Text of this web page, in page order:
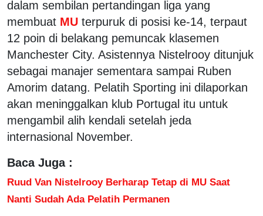
dalam sembilan pertandingan liga yang
membuat MU terpuruk di posisi ke-14, terpaut
12 poin di belakang pemuncak klasemen
Manchester City. Asistennya Nistelrooy ditunjuk
sebagai manajer sementara sampai Ruben
Amorim datang. Pelatih Sporting ini dilaporkan
akan meninggalkan klub Portugal itu untuk
mengambil alih kendali setelah jeda
internasional November.
Baca Juga :
Ruud Van Nistelrooy Berharap Tetap di MU Saat
Nanti Sudah Ada Pelatih Permanen